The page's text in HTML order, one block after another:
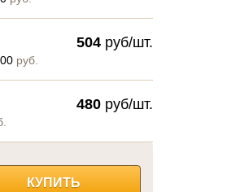
руб.
504 руб/шт.
480 руб/шт.
КУПИТЬ